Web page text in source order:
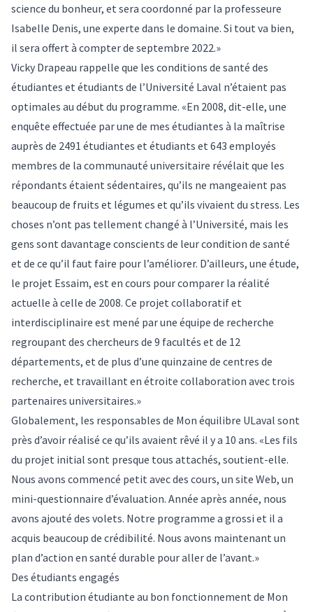
science du bonheur, et sera coordonné par la professeure
Isabelle Denis, une experte dans le domaine. Si tout va bien,
il sera offert à compter de septembre 2022.»
Vicky Drapeau rappelle que les conditions de santé des
étudiantes et étudiants de l’Université Laval n’étaient pas
optimales au début du programme. «En 2008, dit-elle, une
enquête effectuée par une de mes étudiantes à la maîtrise
auprès de 2491 étudiantes et étudiants et 643 employés
membres de la communauté universitaire révélait que les
répondants étaient sédentaires, qu’ils ne mangeaient pas
beaucoup de fruits et légumes et qu’ils vivaient du stress. Les
choses n’ont pas tellement changé à l’Université, mais les
gens sont davantage conscients de leur condition de santé
et de ce qu’il faut faire pour l’améliorer. D’ailleurs, une étude,
le projet Essaim, est en cours pour comparer la réalité
actuelle à celle de 2008. Ce projet collaboratif et
interdisciplinaire est mené par une équipe de recherche
regroupant des chercheurs de 9 facultés et de 12
départements, et de plus d’une quinzaine de centres de
recherche, et travaillant en étroite collaboration avec trois
partenaires universitaires.»
Globalement, les responsables de Mon équilibre ULaval sont
près d’avoir réalisé ce qu’ils avaient rêvé il y a 10 ans. «Les fils
du projet initial sont presque tous attachés, soutient-elle.
Nous avons commencé petit avec des cours, un site Web, un
mini-questionnaire d’évaluation. Année après année, nous
avons ajouté des volets. Notre programme a grossi et il a
acquis beaucoup de crédibilité. Nous avons maintenant un
plan d’action en santé durable pour aller de l’avant.»
Des étudiants engagés
La contribution étudiante au bon fonctionnement de Mon